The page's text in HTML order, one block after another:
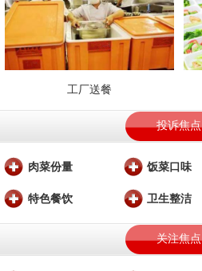
工厂送餐
投诉焦点
肉菜份量 饭菜口味
特色餐饮 卫生整洁
关注焦点